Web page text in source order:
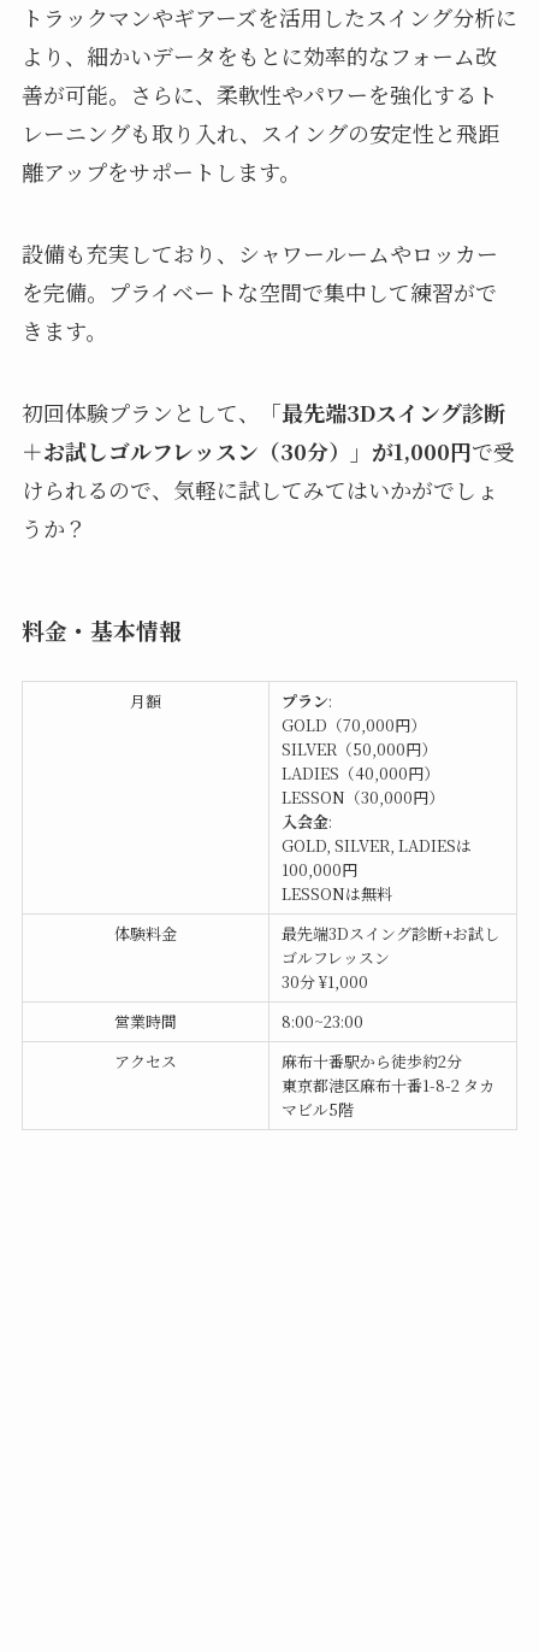
トラックマンやギアーズを活用したスイング分析に
より、細かいデータをもとに効率的なフォーム改
善が可能。さらに、柔軟性やパワーを強化するト
レーニングも取り入れ、スイングの安定性と飛距
離アップをサポートします。
設備も充実しており、シャワールームやロッカー
を完備。プライベートな空間で集中して練習がで
きます。
初回体験プランとして、
「最先端3Dスイング診断
＋お試しゴルフレッスン（30分）」が1,000円で受
けられるので、気軽に試してみてはいかがでしょ
うか？
料金・基本情報
月額 プラン:
GOLD（70,000円）
SILVER（50,000円）
LADIES（40,000円）
LESSON（30,000円）
入会金:
GOLD, SILVER, LADIESは
100,000円
LESSONは無料
体験料金
最先端3Dスイング診断+お試し
ゴルフレッスン
30分 ¥1,000
営業時間
8:00~23:00
アクセス
麻布十番駅から徒歩約2分
東京都港区麻布十番1-8-2 タカ
マビル5階